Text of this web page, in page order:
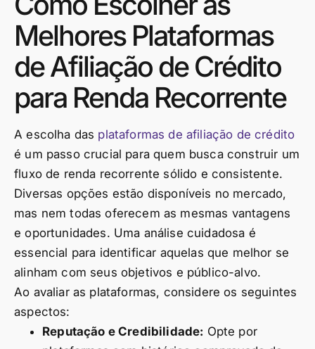
Melhores Plataformas
de Afiliação de Crédito
para Renda Recorrente
A escolha das plataformas de afiliação de crédito
é um passo crucial para quem busca construir um
fluxo de renda recorrente sólido e consistente.
Diversas opções estão disponíveis no mercado,
mas nem todas oferecem as mesmas vantagens
e oportunidades. Uma análise cuidadosa é
essencial para identificar aquelas que melhor se
alinham com seus objetivos e público-alvo.
Ao avaliar as plataformas, considere os seguintes
aspectos:
Reputação e Credibilidade: Opte por